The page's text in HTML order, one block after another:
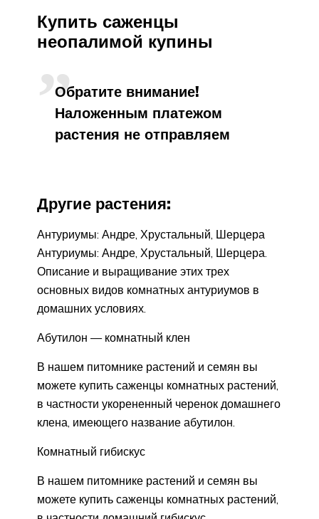
Купить саженцы
неопалимой купины
Обратите внимание!
Наложенным платежом
растения не отправляем
Другие растения:
Антуриумы: Андре, Хрустальный, Шерцера
Антуриумы: Андре, Хрустальный, Шерцера.
Описание и выращивание этих трех
основных видов комнатных антуриумов в
домашних условиях.
Абутилон — комнатный клен
В нашем питомнике растений и семян вы
можете купить саженцы комнатных растений,
в частности укорененный черенок домашнего
клена, имеющего название абутилон.
Комнатный гибискус
В нашем питомнике растений и семян вы
можете купить саженцы комнатных растений,